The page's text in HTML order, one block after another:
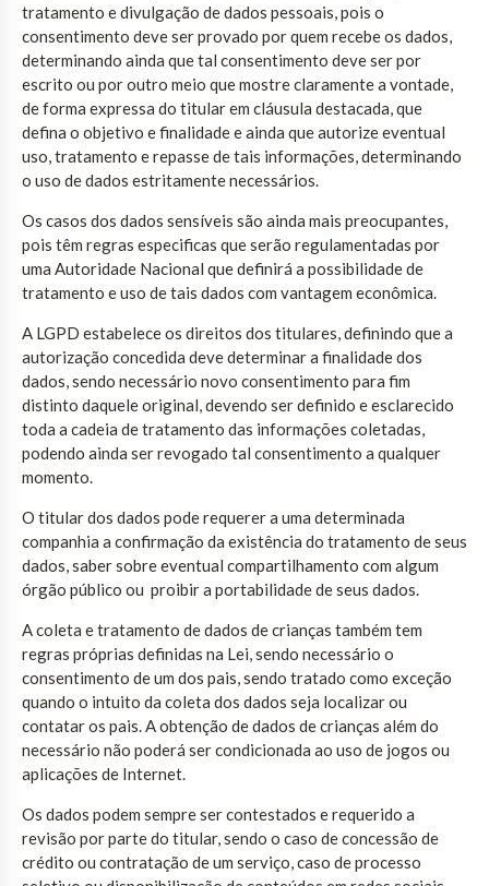
tratamento e divulgação de dados pessoais, pois o
consentimento deve ser provado por quem recebe os dados,
determinando ainda que tal consentimento deve ser por
escrito ou por outro meio que mostre claramente a vontade,
de forma expressa do titular em cláusula destacada, que
defina o objetivo e finalidade e ainda que autorize eventual
uso, tratamento e repasse de tais informações, determinando
o uso de dados estritamente necessários.
Os casos dos dados sensíveis são ainda mais preocupantes,
pois têm regras especificas que serão regulamentadas por
uma Autoridade Nacional que definirá a possibilidade de
tratamento e uso de tais dados com vantagem econômica.
A LGPD estabelece os direitos dos titulares, definindo que a
autorização concedida deve determinar a finalidade dos
dados, sendo necessário novo consentimento para fim
distinto daquele original, devendo ser definido e esclarecido
toda a cadeia de tratamento das informações coletadas,
podendo ainda ser revogado tal consentimento a qualquer
momento.
O titular dos dados pode requerer a uma determinada
companhia a confirmação da existência do tratamento de seus
dados, saber sobre eventual compartilhamento com algum
órgão público ou proibir a portabilidade de seus dados.
A coleta e tratamento de dados de crianças também tem
regras próprias definidas na Lei, sendo necessário o
consentimento de um dos pais, sendo tratado como exceção
quando o intuito da coleta dos dados seja localizar ou
contatar os pais. A obtenção de dados de crianças além do
necessário não poderá ser condicionada ao uso de jogos ou
aplicações de Internet.
Os dados podem sempre ser contestados e requerido a
revisão por parte do titular, sendo o caso de concessão de
crédito ou contratação de um serviço, caso de processo